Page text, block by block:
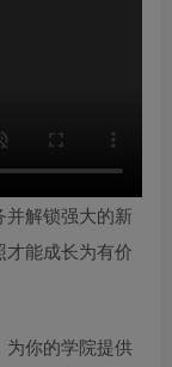
解锁强大的新
能成长为有价
为你的学院提供